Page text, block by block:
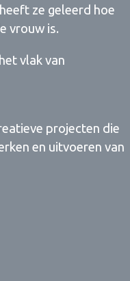
ze geleerd hoe
vrouw is.
vlak van
projecten die
en uitvoeren van